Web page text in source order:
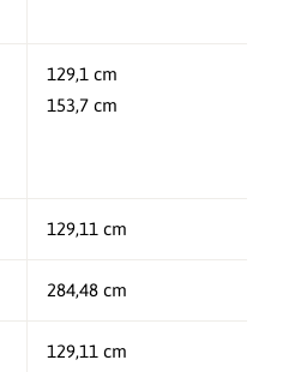
129,1 cm
153,7 cm
129,11 cm
284,48 cm
129,11 cm